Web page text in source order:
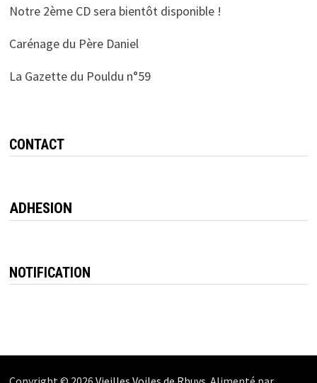
Notre 2ème CD sera bientôt disponible !
Carénage du Père Daniel
La Gazette du Pouldu n°59
CONTACT
ADHESION
NOTIFICATION